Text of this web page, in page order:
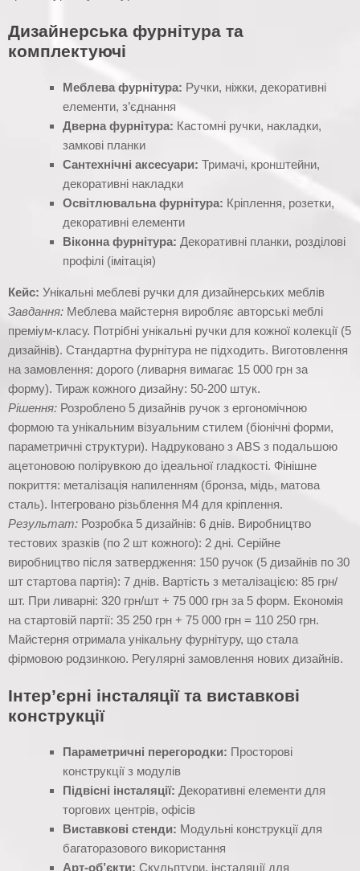
Дизайнерська фурнітура та
комплектуючі
Меблева фурнітура: Ручки, ніжки, декоративні
елементи, з’єднання
Дверна фурнітура: Кастомні ручки, накладки,
замкові планки
Сантехнічні аксесуари: Тримачі, кронштейни,
декоративні накладки
Освітлювальна фурнітура: Кріплення, розетки,
декоративні елементи
Віконна фурнітура: Декоративні планки, розділові
профілі (імітація)
Кейс: Унікальні меблеві ручки для дизайнерських меблів
Завдання: Меблева майстерня виробляє авторські меблі
преміум-класу. Потрібні унікальні ручки для кожної колекції (5
дизайнів). Стандартна фурнітура не підходить. Виготовлення
на замовлення: дорого (ливарня вимагає 15 000 грн за
форму). Тираж кожного дизайну: 50-200 штук.
Рішення: Розроблено 5 дизайнів ручок з ергономічною
формою та унікальним візуальним стилем (біонічні форми,
параметричні структури). Надруковано з ABS з подальшою
ацетоновою полірувкою до ідеальної гладкості. Фінішне
покриття: металізація напиленням (бронза, мідь, матова
сталь). Інтегровано різьблення M4 для кріплення.
Результат: Розробка 5 дизайнів: 6 днів. Виробництво
тестових зразків (по 2 шт кожного): 2 дні. Серійне
виробництво після затвердження: 150 ручок (5 дизайнів по 30
шт стартова партія): 7 днів. Вартість з металізацією: 85 грн/
шт. При ливарні: 320 грн/шт + 75 000 грн за 5 форм. Економія
на стартовій партії: 35 250 грн + 75 000 грн = 110 250 грн.
Майстерня отримала унікальну фурнітуру, що стала
фірмовою родзинкою. Регулярні замовлення нових дизайнів.
Інтер’єрні інсталяції та виставкові
конструкції
Параметричні перегородки: Просторові
конструкції з модулів
Підвісні інсталяції: Декоративні елементи для
торгових центрів, офісів
Виставкові стенди: Модульні конструкції для
багаторазового використання
Арт-об’єкти: Скульптури, інсталяції для